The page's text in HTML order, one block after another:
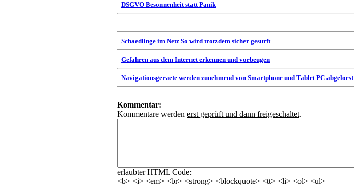
DSGVO Besonnenheit statt Panik
Schaedlinge im Netz So wird trotzdem sicher gesurft
Gefahren aus dem Internet erkennen und vorbeugen
Navigationsgeraete werden zunehmend von Smartphone und Tablet PC abgeloest
Kommentar:
Kommentare werden erst geprüft und dann freigeschaltet.
erlaubter HTML Code:
<b> <i> <em> <br> <strong> <blockquote> <tt> <li> <ol> <ul>